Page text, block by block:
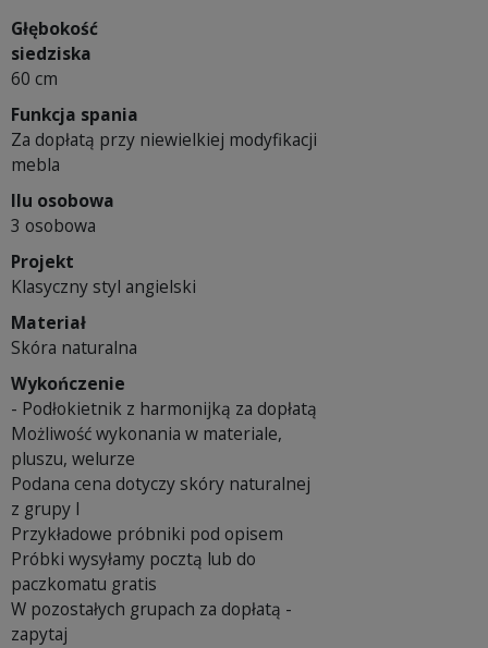
Głębokość
siedziska
60 cm
Funkcja spania
Za dopłatą przy niewielkiej modyfikacji
mebla
Ilu osobowa
3 osobowa
Projekt
Klasyczny styl angielski
Materiał
Skóra naturalna
Wykończenie
- Podłokietnik z harmonijką za dopłatą
Możliwość wykonania w materiale,
pluszu, welurze
Podana cena dotyczy skóry naturalnej
z grupy I
Przykładowe próbniki pod opisem
Próbki wysyłamy pocztą lub do
paczkomatu gratis
W pozostałych grupach za dopłatą -
zapytaj